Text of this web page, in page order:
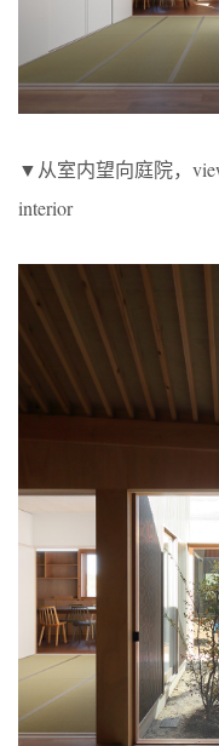
▼从室内望向庭院，
interior